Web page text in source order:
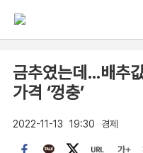
금추였는데…배추
가격 ‘껑충’
2022-11-13 19:30 경제